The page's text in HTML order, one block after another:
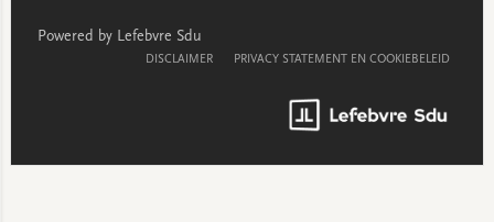
Powered by Lefebvre Sdu
DISCLAIMER PRIVACY STATEMENT EN COOKIEBELEID